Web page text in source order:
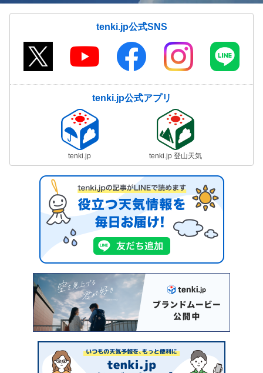
tenki.jp公式SNS
tenki.jp公式アプリ
tenki.jp tenki.jp 登山天気